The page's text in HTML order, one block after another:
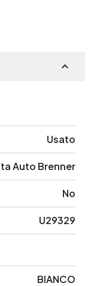
Usato
Auto Brenner
No
U29329
BIANCO